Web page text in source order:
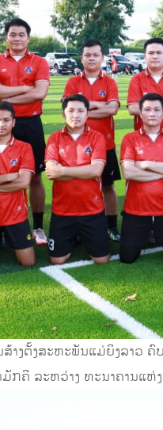
ງຕັ້ງສະຫະພັນແມ່ຍິງລາວ ຄົ
ຄີ ລະຫວ່າງ ທະນາຄານແຫ່